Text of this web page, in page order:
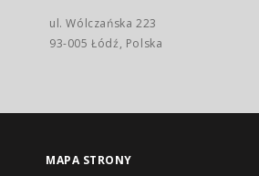
ul. Wólczańska 223
93-005 Łódź, Polska
MAPA STRONY